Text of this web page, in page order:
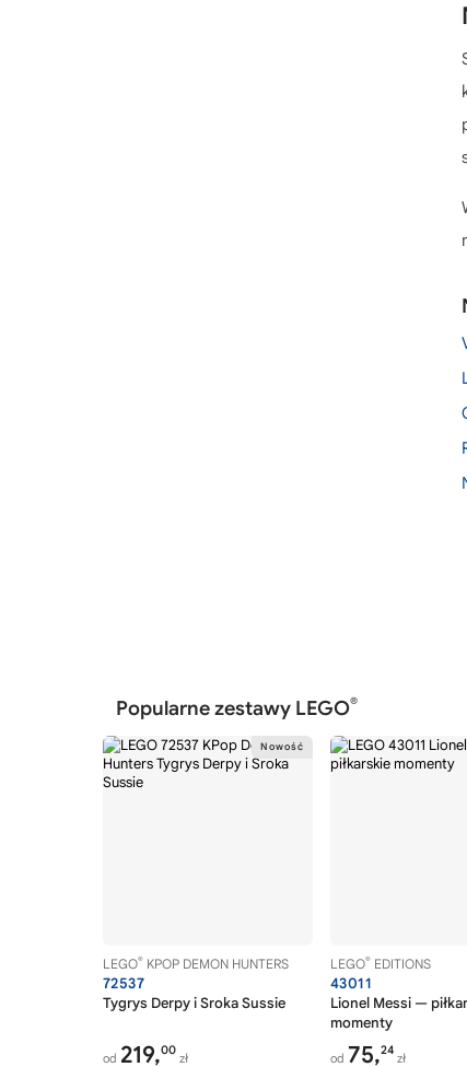
LEGO Jachty
LEGO Jeep
LEGO John Deere
LEGO Kaski
LEGO Koenigsegg
LEGO Konie
Popularne zestawy LEGO®
LEGO® KPOP DEMON HUNTERS
72537
Tygrys Derpy i Sroka Sussie
od 219,00
zł
LEGO® EDITIONS
43011
Lionel Messi —
momenty
od 75,24
zł